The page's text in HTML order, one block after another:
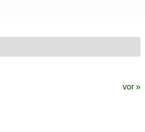
vor »